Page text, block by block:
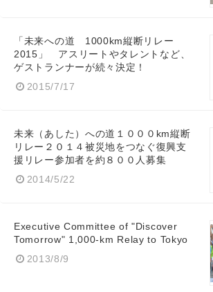
「未来への道 1000km縦断リレー
2015」 アスリートやタレントなど、
ゲストランナーが続々決定！
2015/7/17
未来（あした）への道１０００km縦断
リレー２０１４被災地をつなぐ復興支
援リレー参加者を約８００人募集
2014/5/22
Executive Committee of "Discover
Tomorrow" 1,000-km Relay to Tokyo
2013/8/9